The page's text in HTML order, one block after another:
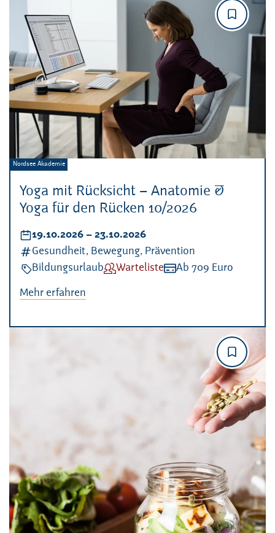
Yoga mit Rücksicht – Anatomie &
Yoga für den Rücken 10/2026
Veranstalter:
Nordsee Akademie
Datum:
19.10.2026 – bis
23.10.2026
Kategorien:
Gesundheit, Bewegung, Prävention
Veranstaltungsart:
BildungsurlaubVerfügbarkeit:
WartelisteKosten:
Ab 709 Euro
Mehr erfahren